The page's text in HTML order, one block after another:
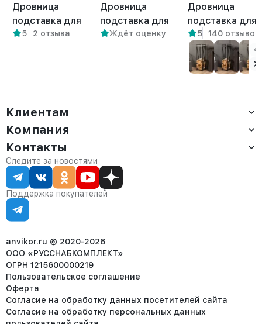
Дровница
подставка для
дров лофт
5 2 отзыва
Дровница
подставка для
дров лофт
Ждёт оценку
Дровница
подставка для
дров с полкой
лофт Тонто
белый/
амаретто
5 140 отзывов
Клиентам
Доставка
Оплата
Сервис
Статус заказа
Статьи
Компания
О компании
Контакты
Партнёрам
Контакты
Отдел продаж:
8 (800) 234-22-62
corp@anvikor.ru
Ежедневно, с 7:00-19:00 (МСК)
Отдел рекламации:
8 (953) 455-25-61
Следите за новостями
Поддержка покупателей
anvikor.ru © 2020-2026
ООО «РУССНАБКОМПЛЕКТ»
ОГРН 1215600000219
Пользовательское соглашение
Оферта
Согласие на обработку данных посетителей сайта
Согласие на обработку персональных данных